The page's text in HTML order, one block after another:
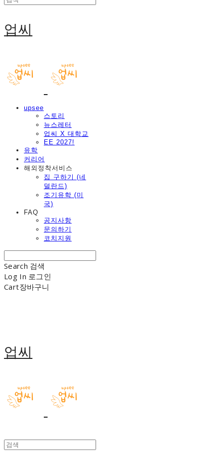
업씨
upsee
스토리
뉴스레터
업씨 X 대학교
EE 2027!
유학
커리어
해외정착서비스
집 구하기 (네
덜란드)
조기유학 (미
국)
FAQ
공지사항
문의하기
코치지원
Search 검색
Log In 로그인
Cart장바구니
업씨